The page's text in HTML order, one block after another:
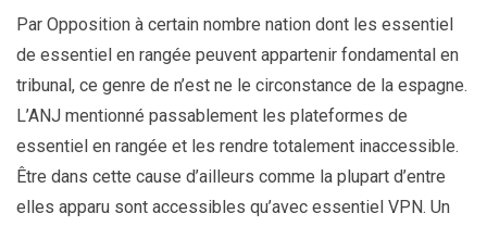
Par Opposition à certain nombre nation dont les essentiel
de essentiel en rangée peuvent appartenir fondamental en
tribunal, ce genre de n’est ne le circonstance de la espagne.
L’ANJ mentionné passablement les plateformes de
essentiel en rangée et les rendre totalement inaccessible.
Être dans cette cause d’ailleurs comme la plupart d’entre
elles apparu sont accessibles qu’avec essentiel VPN. Un